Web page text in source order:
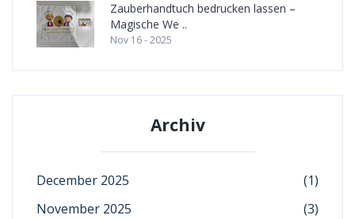
Zauberhandtuch bedrucken lassen –
Magische We ..
Nov 16 - 2025
Archiv
December 2025
(1)
November 2025
(3)